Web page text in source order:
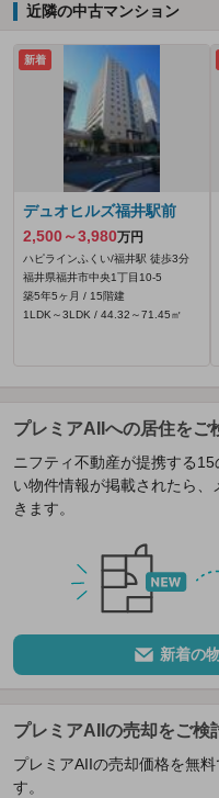
近隣の中古マンション
新着
デュオヒルズ福井駅前
2,500～3,980万円
ハピラインふくい/福井駅 徒歩3分
福井県福井市中央1丁目10-5
築5年5ヶ月 / 15階建
1LDK～3LDK / 44.32～71.45㎡
プレミアAIIへの居住をご
ニフティ不動産が提携する
い物件情報が掲載されたら
きます。
新着の
プレミアAIIの売却をご検
プレミアAIIの売却価格を無
す。